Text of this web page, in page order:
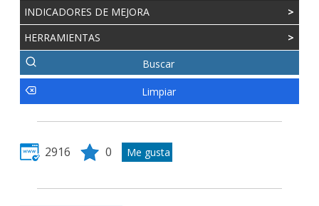
INDICADORES DE MEJORA
>
HERRAMIENTAS
>
2916 0